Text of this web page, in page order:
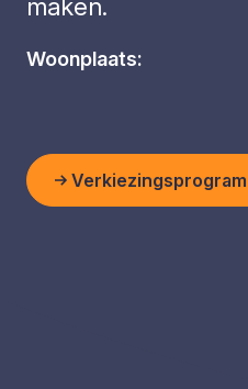
maken.
Woonplaats: